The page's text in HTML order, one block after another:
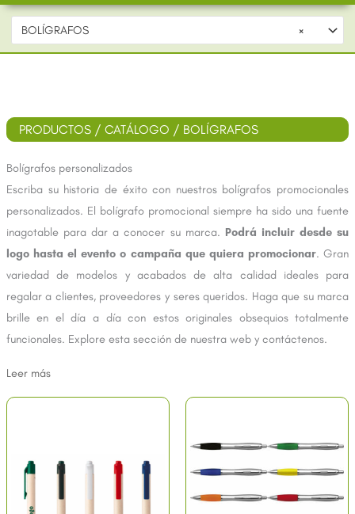
×
BOLÍGRAFOS
PRODUCTOS/ CATÁLOGO / BOLÍGRAFOS
Bolígrafos personalizados
Escriba su historia de éxito con nuestros bolígrafos promocionales
personalizados. El bolígrafo promocional siempre ha sido una fuente
inagotable para dar a conocer su marca. Podrá incluir desde su
logo hasta el evento o campaña que quiera promocionar. Gran
variedad de modelos y acabados de alta calidad ideales para
regalar a clientes, proveedores y seres queridos. Haga que su marca
brille en el día a día con estos originales obsequios totalmente
funcionales. Explore esta sección de nuestra web y contáctenos.
Leer más